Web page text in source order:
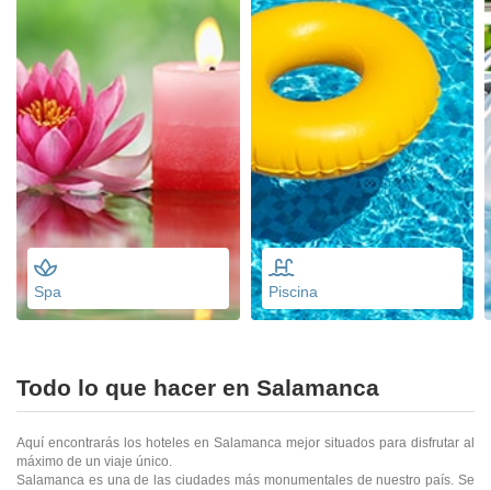
Spa Piscina
Todo lo que hacer en Salamanca
Aquí encontrarás los hoteles en Salamanca mejor situados para disfrutar al
máximo de un viaje único.
Salamanca es una de las ciudades más monumentales de nuestro país. Se